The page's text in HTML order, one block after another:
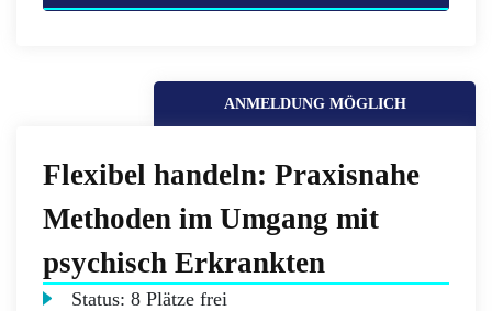
ANMELDUNG MÖGLICH
Flexibel handeln: Praxisnahe
Methoden im Umgang mit
psychisch Erkrankten
Status:8 Plätze frei